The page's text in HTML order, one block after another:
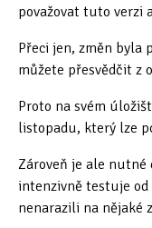
považovat tuto verzi
Přeci jen, změn byla
můžete přesvědčit z
Proto na svém
listopadu, který lze
Zároveň je ale nutné
intenzivně testuje od
nenarazili na nějaké